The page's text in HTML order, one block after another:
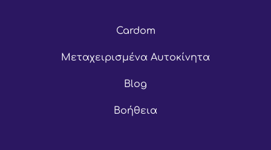
Cardom
Μεταχειρισμένα Αυτοκίνητα
Blog
Βοήθεια